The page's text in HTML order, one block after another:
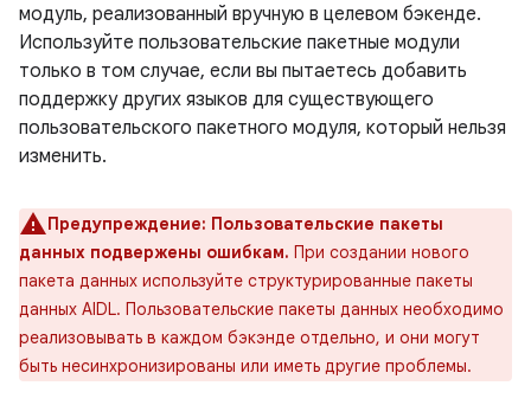
модуль, реализованный вручную в целевом бэкенде.
Используйте пользовательские пакетные модули
только в том случае, если вы пытаетесь добавить
поддержку других языков для существующего
пользовательского пакетного модуля, который нельзя
изменить.
Предупреждение: Пользовательские пакеты
данных подвержены ошибкам. При создании нового
пакета данных используйте структурированные пакеты
данных AIDL. Пользовательские пакеты данных необходимо
реализовывать в каждом бэкэнде отдельно, и они могут
быть несинхронизированы или иметь другие проблемы.